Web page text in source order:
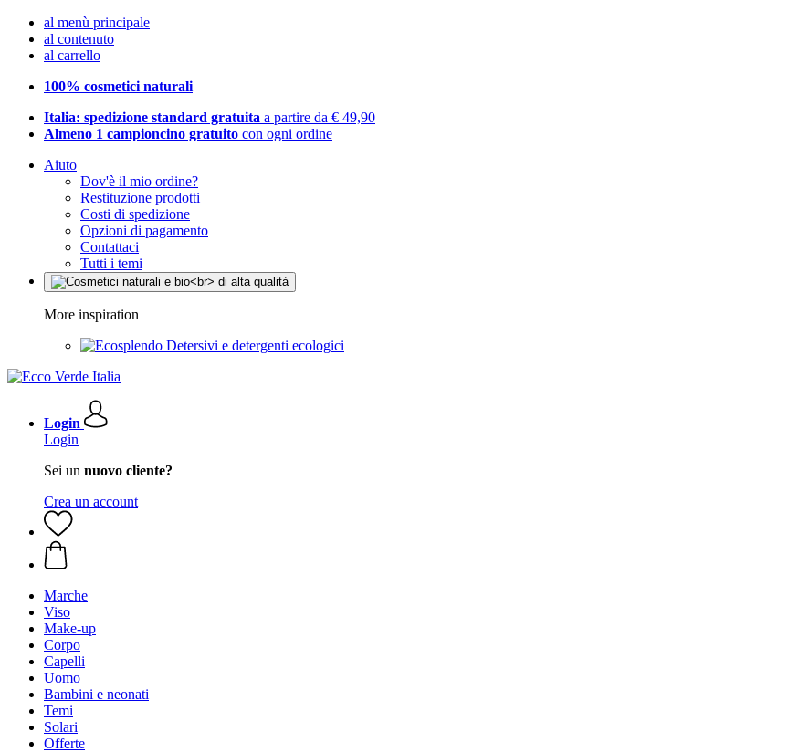
al menù principale
al contenuto
al carrello
100% cosmetici naturali
Italia: spedizione standard gratuita a partire da € 49,90
Almeno 1 campioncino gratuito con ogni ordine
Aiuto
Dov'è il mio ordine?
Restituzione prodotti
Costi di spedizione
Opzioni di pagamento
Contattaci
Tutti i temi
More inspiration
Detersivi e detergenti ecologici
Login
Login
Sei un nuovo cliente?
Crea un account
Marche
Viso
Make-up
Corpo
Capelli
Uomo
Bambini e neonati
Temi
Solari
Offerte